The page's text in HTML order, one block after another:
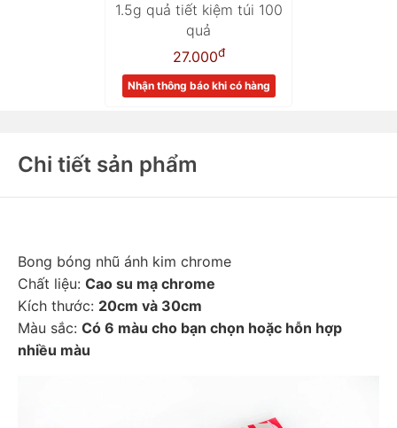
1.5g quả tiết kiệm túi 100
quả
27.000đ
Nhận thông báo khi có hàng
Chi tiết sản phẩm
Bong bóng nhũ ánh kim chrome
Chất liệu: Cao su mạ chrome
Kích thước: 20cm và 30cm
Màu sắc: Có 6 màu cho bạn chọn hoặc hỗn hợp
nhiều màu